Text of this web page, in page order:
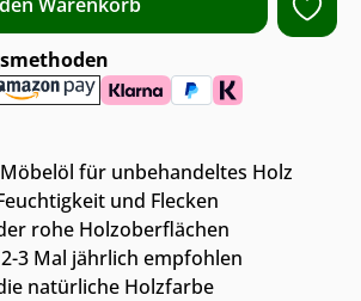
für unbehandeltes Holz
und Flecken
rohe Holzoberflächen
3 Mal jährlich empfohlen
natürliche Holzfarbe